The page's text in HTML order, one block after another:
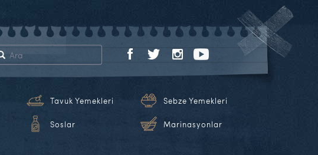
Tavuk Yemekleri Sebze Yemekleri
Soslar Marinasyonlar